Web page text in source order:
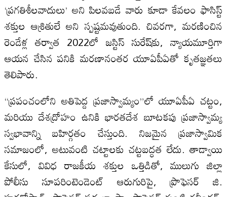
‘ప్రగతిశీలవాదులు’ అని పిలవబడే వారు కూడా కేవలం ఫాసిస్ట్
శక్తుల ఆశ్రితులే అని స్పష్టమవుతుంది. చివరగా, మరణించిన
రెండేళ్ల తర్వాత 2022లో జస్టిస్ సురేష్‌కు, న్యాయమూర్తిగా
ఆయన చేసిన పనికి మరణానంతర యూఏపీఏతో కృతజ్ఞతలు
తెలిపారు.
“ప్రపంచంలోని అతిపెద్ద ప్రజాస్వామ్యం”లో యూఏపీఏ చట్టం,
మరియు దేశద్రోహం ఉనికి భారతదేశ బూటకపు ప్రజాస్వామ్య
స్వభావాన్ని బహిర్గతం చేస్తుంది. నిజమైన ప్రజాస్వామిక
సమాజంలో, అటువంటి చట్టాలకు చట్టబద్ధత లేదు. తాడ్వాయి
కేసులో, వివిధ రాజకీయ శక్తుల ఒత్తిడితో, ములుగు జిల్లా
పోలీసు సూపరింటెండెంట్ ఆరుగురిపై, ప్రొఫెసర్ జి.